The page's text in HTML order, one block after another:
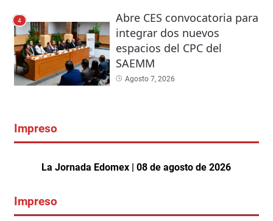
4
Abre CES convocatoria para
integrar dos nuevos
espacios del CPC del
SAEMM
Agosto 7, 2026
Impreso
La Jornada Edomex | 08 de agosto de 2026
Impreso